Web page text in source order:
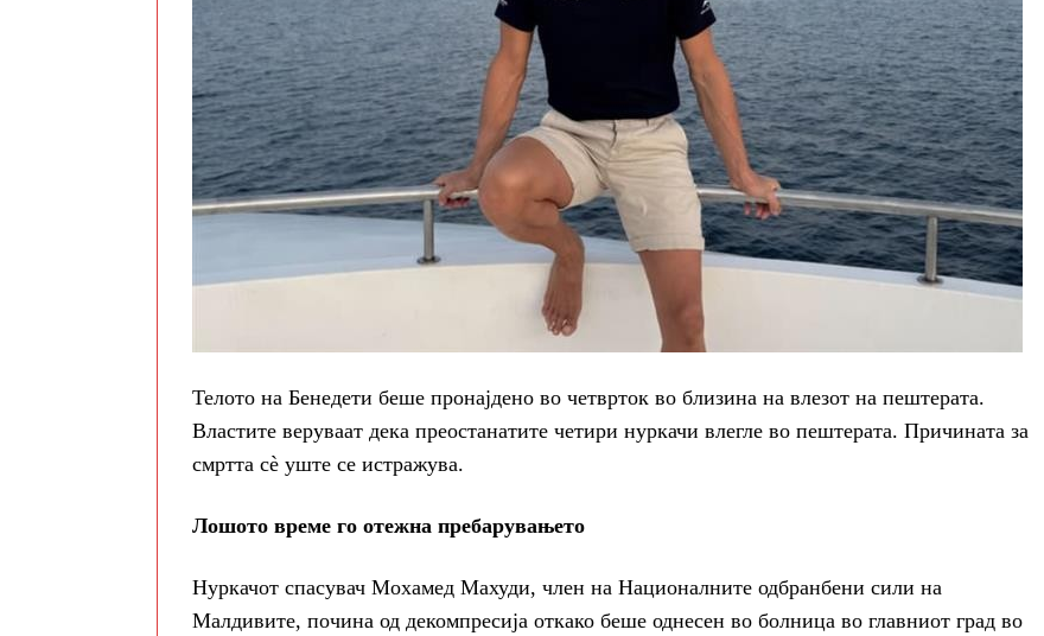
Телото на Бенедети беше пронајдено во четврток во близина на влезот на пештерата.
Властите веруваат дека преостанатите четири нуркачи влегле во пештерата. Причината за
смртта сè уште се истражува.
Лошото време го отежна пребарувањето
Нуркачот спасувач Мохамед Махуди, член на Националните одбранбени сили на
Малдивите, почина од декомпресија откако беше однесен во болница во главниот град во